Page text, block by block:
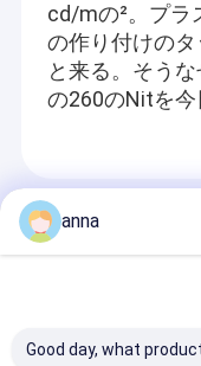
cd/mの²。プラ
の作り付けの
と来る。そう
の260のNitを
Recommended
anna
Good day, what